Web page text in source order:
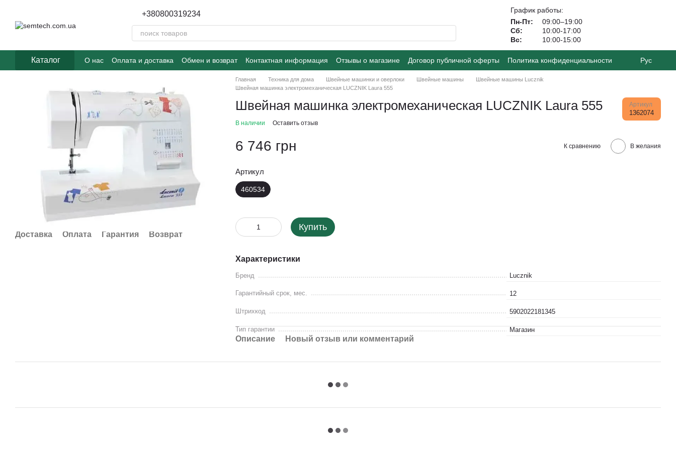
+380800319234
График работы:
Пн-Пт:
09:00–19:00
Сб:
10:00-17:00
Вс:
10:00-15:00
Каталог О нас Оплата и доставка Обмен и возврат Контактная информация Отзывы о магазине Договор публичной оферты Политика конфиденциальности Рус
Доставка Оплата Гарантия Возврат
Главная Техника для дома Швейные машинки и оверлоки Швейные машины
Швейные машины Lucznik
Швейная машинка электромеханическая LUCZNIK Laura 555
Швейная машинка электромеханическая LUCZNIK Laura 555 Артикул
1362074
В наличии Оставить отзыв
6 746 грн К сравнению В желания
Артикул
460534
Купить
Характеристики
Бренд Lucznik
Гарантийный срок, мес. 12
Штрихкод 5902022181345
Тип гарантии Магазин
Описание Новый отзыв или комментарий